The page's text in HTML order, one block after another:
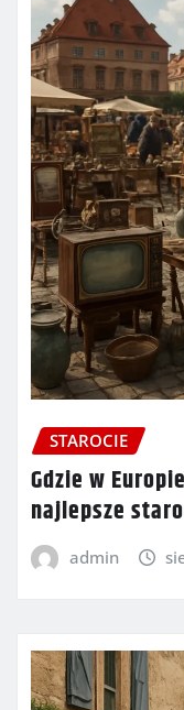
STAROCIE
Gdzie w
najlepsze
admin